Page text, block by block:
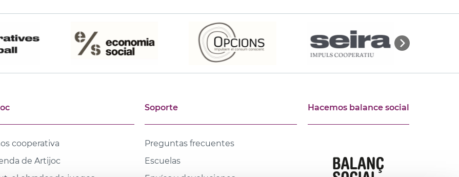
cooperativa
de Artijoc
Soporte
Preguntas frecuentes
Escuelas
Hacemos balance social